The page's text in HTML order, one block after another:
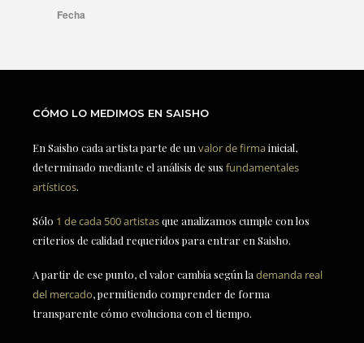
CÓMO LO MEDIMOS EN SAISHO
En Saisho cada artista parte de un valor de firmainicial,
determinado mediante el análisis de sus fundamentales
artísticos.
Sólo 1 de cada 500 artistasque analizamos cumple con los
criterios de calidad requeridos para entrar en Saisho.
A partir de ese punto, el valor cambia según la demanda real
del mercado, permitiendo comprender de forma
transparente cómo evoluciona con el tiempo.